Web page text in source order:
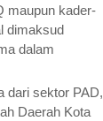
maupun kader-
dimaksud
dalam
dari sektor PAD,
Daerah Kota